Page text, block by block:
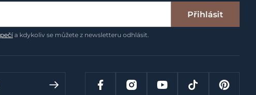
Přihlásit
a kdykoliv se můžete z newsletteru odhlásit.